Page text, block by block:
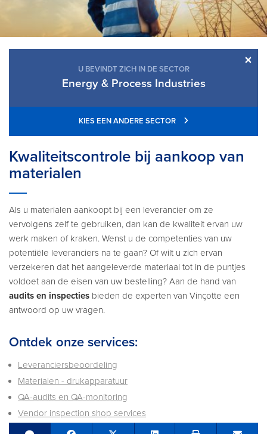
×
U BEVINDT ZICH IN DE SECTOR
Energy & Process Industries
KIES EEN ANDERE SECTOR
Kwaliteitscontrole bij aankoop van
materialen
Als u materialen aankoopt bij een leverancier om ze
vervolgens zelf te gebruiken, dan kan de kwaliteit ervan uw
werk maken of kraken. Wenst u de competenties van uw
potentiële leveranciers na te gaan? Of wilt u zich ervan
verzekeren dat het aangeleverde materiaal tot in de puntjes
voldoet aan de eisen van uw bestelling? Aan de hand van
audits en inspecties bieden de experten van Vinçotte een
antwoord op uw vragen.
Ontdek onze services:
Leveranciersbeoordeling
Materialen - drukapparatuur
QA-audits en QA-monitoring
Vendor inspection shop services